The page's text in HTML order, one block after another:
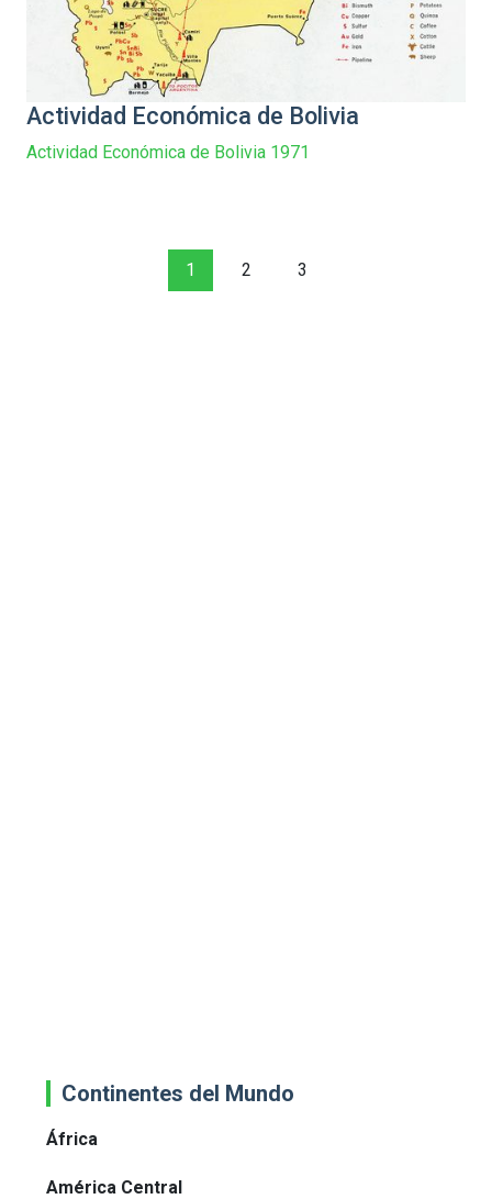
Actividad Económica de Bolivia
Actividad Económica de Bolivia 1971
1 2 3
Continentes del Mundo
África
América Central